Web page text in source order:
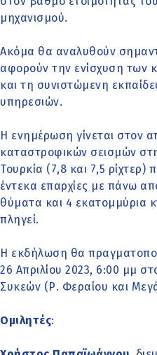
μηχανισμού.
Ακόμα θα αναλυθούν
αφορούν την ενίσχυση των
και τη συνιστώμενη
υπηρεσιών.
Η ενημέρωση γίνεται στον
καταστροφικών σεισμών
Τουρκία (7,8 και 7,5 ρίχτερ)
έντεκα επαρχίες με πάνω
θύματα και 4 εκατομμύρια
πληγεί.
Η εκδήλωση θα
26 Απριλίου 2023, 6:00 μμ
Συκεών (Ρ. Φεραίου και
Ομιλητές: